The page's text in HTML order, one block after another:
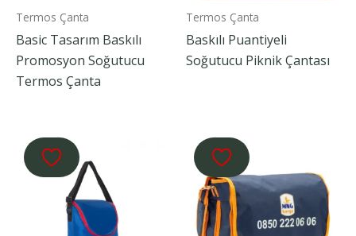
Termos Çanta
Basic Tasarım Baskılı
Promosyon Soğutucu
Termos Çanta
Termos Çanta
Baskılı Puantiyeli
Soğutucu Piknik Çantası